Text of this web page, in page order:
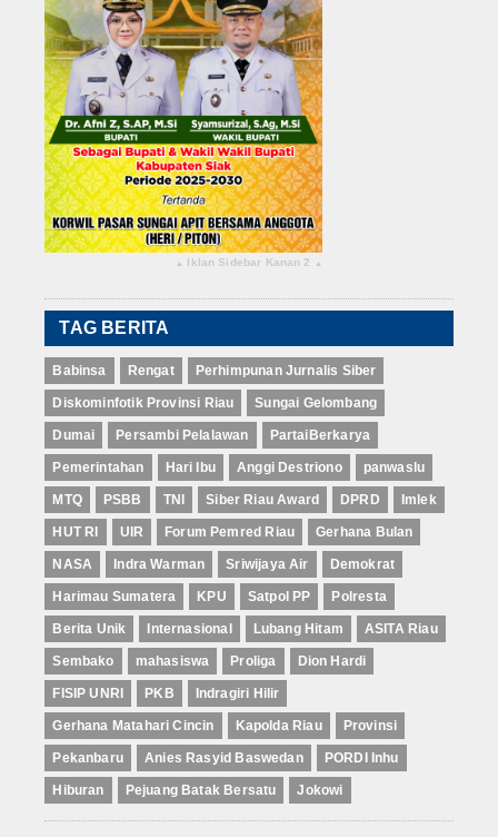
▴ Iklan Sidebar Kanan 2 ▴
TAG BERITA
Babinsa Rengat Perhimpunan Jurnalis Siber
Diskominfotik Provinsi Riau Sungai Gelombang
Dumai Persambi Pelalawan PartaiBerkarya
Pemerintahan Hari Ibu Anggi Destriono panwaslu
MTQ PSBB TNI Siber Riau Award DPRD Imlek
HUT RI UIR Forum Pemred Riau Gerhana Bulan
NASA Indra Warman Sriwijaya Air Demokrat
Harimau Sumatera KPU Satpol PP Polresta
Berita Unik Internasional Lubang Hitam ASITA Riau
Sembako mahasiswa Proliga Dion Hardi
FISIP UNRI PKB Indragiri Hilir
Gerhana Matahari Cincin Kapolda Riau Provinsi
Pekanbaru Anies Rasyid Baswedan PORDI Inhu
Hiburan Pejuang Batak Bersatu Jokowi